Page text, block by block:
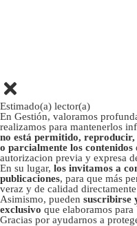
Estimado(a) lector(a)
En Gestión, valoramos
realizamos para mantenerlos
no está permitido,
o parcialmente los contenidos
autorizacion previa y expresa
En su lugar, los invitamos a
publicaciones, para que más
veraz y de calidad
Asimismo, pueden suscribirse
exclusivo que elaboramos para
Gracias por ayudarnos a